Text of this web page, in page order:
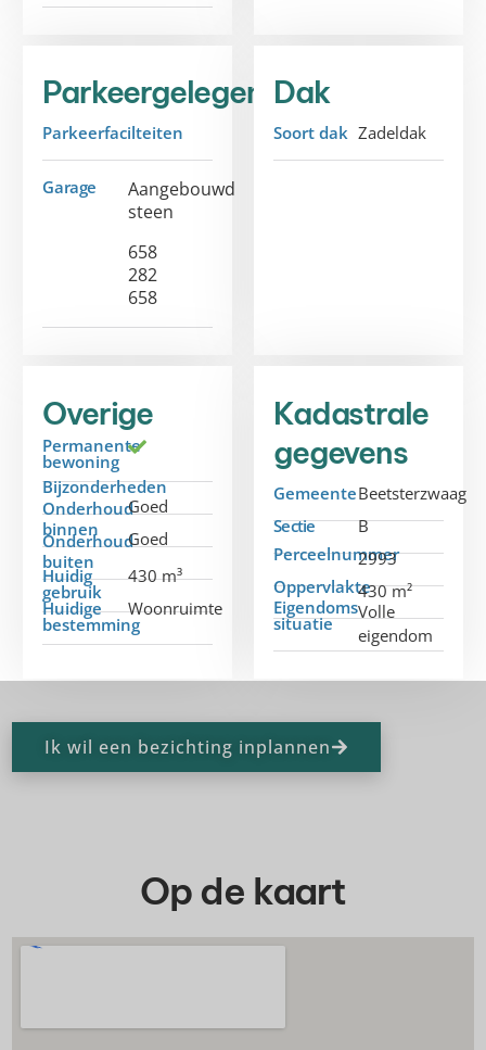
Parkeergelegenheid
Parkeerfacilteiten
Garage
Aangebouwd
steen
658
282
658
Dak
Soort dak Zadeldak
Overige
Permanente
bewoning
Bijzonderheden
Onderhoud
binnen
Goed
Onderhoud
buiten
Goed
Huidig
gebruik
430 m³
Huidige
bestemming
Woonruimte
Kadastrale
gegevens
GemeenteBeetsterzwaag
Sectie
B
Perceelnummer
2993
Oppervlakte430 m²
Eigendoms
situatie
Volle
eigendom
Ik wil een bezichting inplannen
Op de kaart